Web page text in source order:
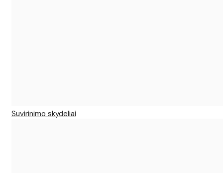
Suvirinimo skydeliai